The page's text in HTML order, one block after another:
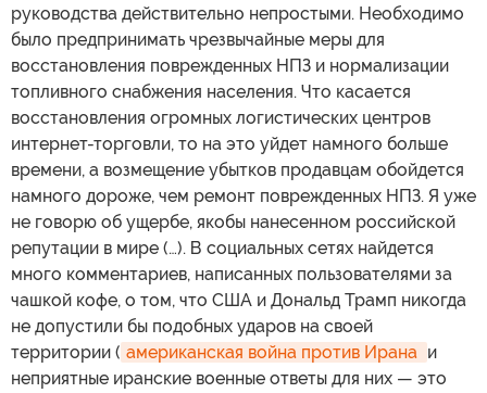
руководства действительно непростыми. Необходимо
было предпринимать чрезвычайные меры для
восстановления поврежденных НПЗ и нормализации
топливного снабжения населения. Что касается
восстановления огромных логистических центров
интернет-торговли, то на это уйдет намного больше
времени, а возмещение убытков продавцам обойдется
намного дороже, чем ремонт поврежденных НПЗ. Я уже
не говорю об ущербе, якобы нанесенном российской
репутации в мире (…). В социальных сетях найдется
много комментариев, написанных пользователями за
чашкой кофе, о том, что США и Дональд Трамп никогда
не допустили бы подобных ударов на своей
территории ( американская война против Ирана и
неприятные иранские военные ответы для них — это